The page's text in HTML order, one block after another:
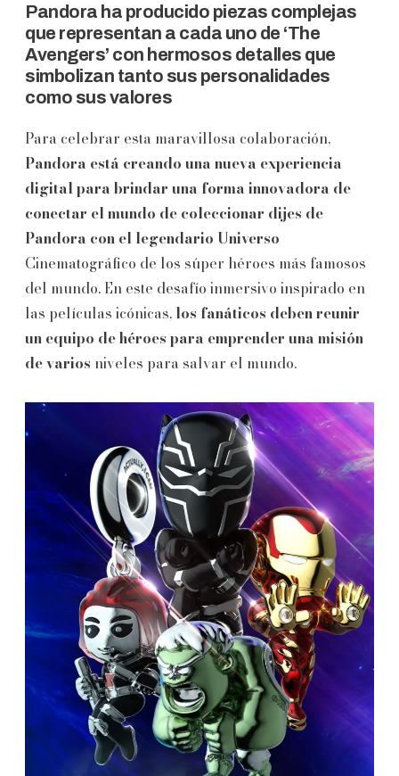
Pandora ha producido piezas complejas
que representan a cada uno de ‘The
Avengers’ con hermosos detalles que
simbolizan tanto sus personalidades
como sus valores
Para celebrar esta maravillosa colaboración,
Pandora está creando una nueva experiencia
digital para brindar una forma innovadora de
conectar el mundo de coleccionar dijes de
Pandora con el legendario Universo
Cinematográfico de los súper héroes más famosos
del mundo. En este desafío inmersivo inspirado en
las películas icónicas, los fanáticos deben reunir
un equipo de héroes para emprender una misión
de varios niveles para salvar el mundo.